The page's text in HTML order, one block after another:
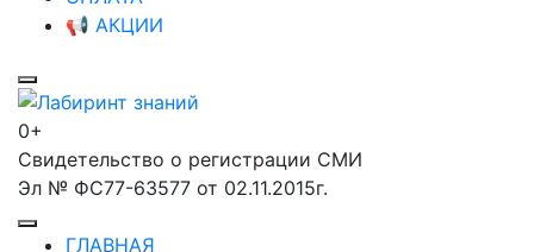
📢 АКЦИИ
Лабиринт знаний
0+
Свидетельство о регистрации СМИ
Эл № ФС77-63577 от 02.11.2015г.
ГЛАВНАЯ